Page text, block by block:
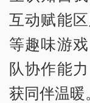
互动赋能
等趣味游
队协作能
获同伴温暖。